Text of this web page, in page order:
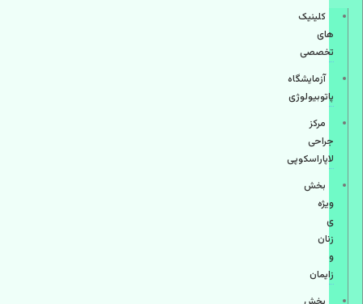
کلینیک
های
تخصصی
آزمایشگاه
پاتوبیولوژی
مرکز
جراحی
لاپاراسکوپی
بخش
ویژه
ی
زنان
و
زایمان